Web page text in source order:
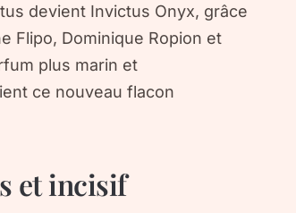
devient Invictus Onyx, grâce
Flipo, Dominique Ropion et
plus marin et
ce nouveau flacon
et incisif